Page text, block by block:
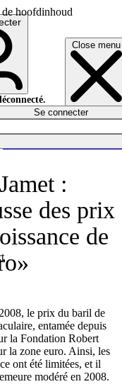
de hoofdinhoud
Close menu
Se connecter
:
des prix
de
le prix du baril de
entamée depuis
la Fondation Robert
la zone euro. Ainsi, les
ont été limitées, et il
modéré en 2008.